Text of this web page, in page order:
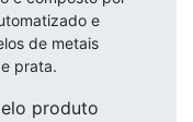
e
de metais
prata.
produto